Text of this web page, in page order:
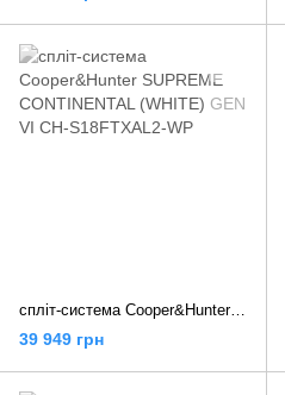
спліт-система Cooper&Hunter SUPREME CONTINENTAL (WHITE) GEN VI CH-S18FTXAL2-WP
39 949 грн